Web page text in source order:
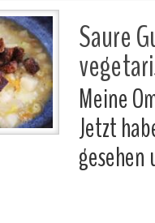
Saure
Meine
Jetzt